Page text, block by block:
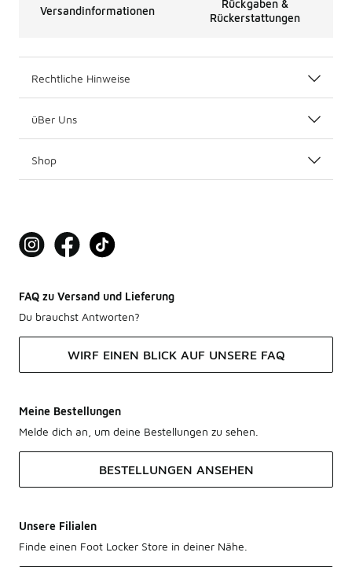
Versandinformationen
Rückgaben &
Rückerstattungen
Rechtliche Hinweise
üBer Uns
Shop
FAQ zu Versand und Lieferung
Du brauchst Antworten?
WIRF EINEN BLICK AUF UNSERE FAQ
Meine Bestellungen
Melde dich an, um deine Bestellungen zu sehen.
BESTELLUNGEN ANSEHEN
Unsere Filialen
Finde einen Foot Locker Store in deiner Nähe.